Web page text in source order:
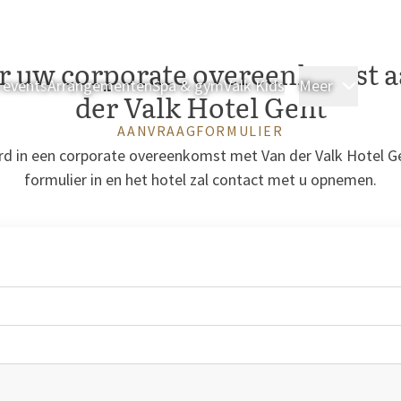
ArrangementenSpa & gymValk Kids Meer
uw corporate overeenkomst
der Valk Hotel Gent
AANVRAAGFORMULIER
in een corporate overeenkomst met Van der Valk Hotel
formulier in en het hotel zal contact met u opnemen.